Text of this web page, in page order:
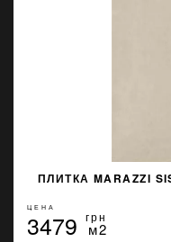
ПЛИТКА MARAZZI
ЦЕНА
3479 грн
м2